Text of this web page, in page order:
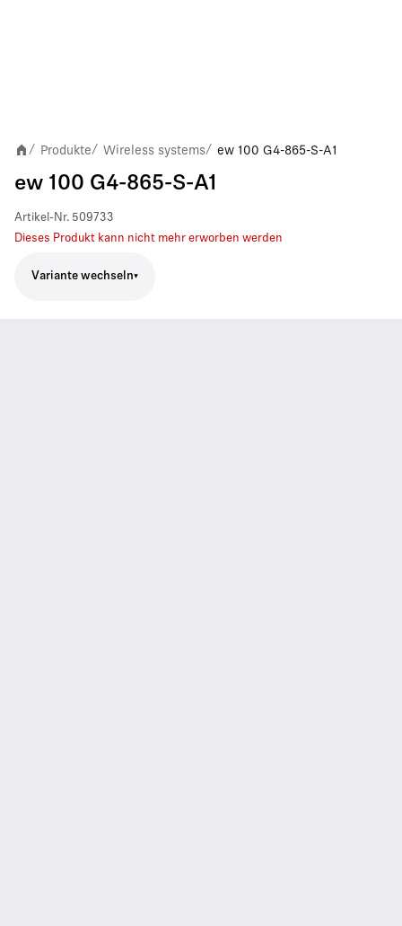
/ Produkte/ Wireless systems/ ew 100 G4-865-S-A1
ew 100 G4-865-S-A1
Artikel-Nr. 509733
Dieses Produkt kann nicht mehr erworben werden
Variante wechseln